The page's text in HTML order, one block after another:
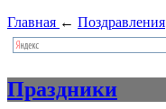
Главная ← Поздравления
Праздники